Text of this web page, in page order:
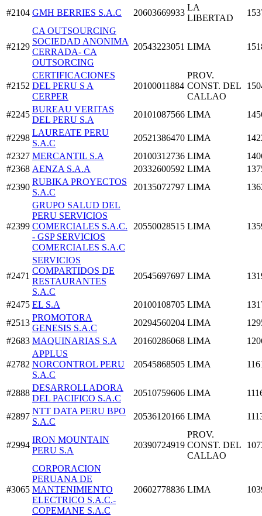
#2104 GMH BERRIES S.A.C 20603669933
LA
LIBERTAD
#2129
CA OUTSOURCING
SOCIEDAD ANONIMA
CERRADA- CA
OUTSORCING
20543223051 LIMA
#2152
CERTIFICACIONES
DEL PERU S A
CERPER
20100011884
PROV.
CONST. DEL
CALLAO
#2245
BUREAU VERITAS
DEL PERU S.A
20101087566 LIMA
#2298
LAUREATE PERU
S.A.C
20521386470 LIMA
#2327 MERCANTIL S.A 20100312736 LIMA
#2368 AENZA S.A.A 20332600592 LIMA
#2390
RUBIKA PROYECTOS
S.A.C
20135072797 LIMA
#2399
GRUPO SALUD DEL
PERU SERVICIOS
COMERCIALES S.A.C.
- GSP SERVICIOS
COMERCIALES S.A.C
20550028515 LIMA
#2471
SERVICIOS
COMPARTIDOS DE
RESTAURANTES
S.A.C
20545697697 LIMA
#2475 EL S.A 20100108705 LIMA
#2513
PROMOTORA
GENESIS S.A.C
20294560204 LIMA
#2683 MAQUINARIAS S.A 20160286068 LIMA
#2782
APPLUS
NORCONTROL PERU
S.A.C
20545868505 LIMA
#2888
DESARROLLADORA
DEL PACIFICO S.A.C
20510759606 LIMA
#2897
NTT DATA PERU BPO
S.A.C
20536120166 LIMA
#2994
IRON MOUNTAIN
PERU S.A
20390724919
PROV.
CONST. DEL
CALLAO
#3065
CORPORACION
PERUANA DE
MANTENIMIENTO
ELECTRICO S.A.C.-
COPEMANE S.A.C
20602778836 LIMA